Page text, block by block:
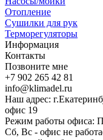
Отопление
Сушилки для рук
Терморегуляторы
Информация
Контакты
Позвоните мне
+7 902 265 42 81
info@klimadel.ru
Наш адрес:
офис 19
Режим работы офиса:
Сб, Вс - офис не